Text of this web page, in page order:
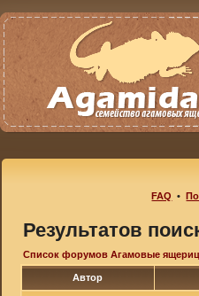
FAQ •
Результатов
Список форумов Агамовые
Автор